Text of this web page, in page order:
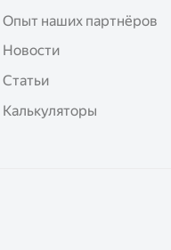
Опыт наших партнёров
Новости
Статьи
Калькуляторы